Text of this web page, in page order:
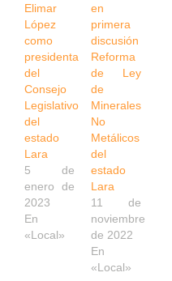
Elimar
López
como
presidenta
del
Consejo
Legislativo
del
estado
Lara
5 de
enero de
2023
En
«Local»
en
primera
discusión
Reforma
de Ley
de
Minerales
No
Metálicos
del
estado
Lara
11 de
noviembre
de 2022
En
«Local»